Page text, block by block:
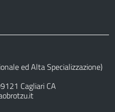
ed Alta Specializzazione)
Cagliari CA